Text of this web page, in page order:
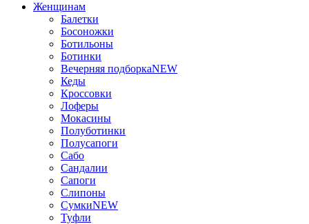
Женщинам
Балетки
Босоножки
Ботильоны
Ботинки
Вечерняя подборкаNEW
Кеды
Кроссовки
Лоферы
Мокасины
Полуботинки
Полусапоги
Сабо
Сандалии
Сапоги
Слипоны
СумкиNEW
Туфли